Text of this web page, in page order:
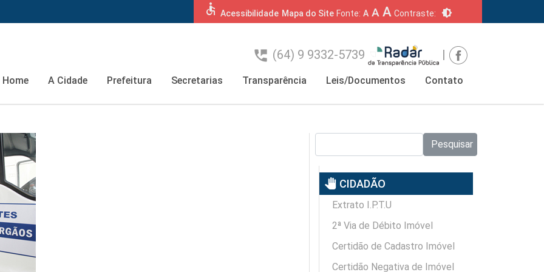
accessible Acessibilidade Mapa do Site Fonte: A A A Contraste: brightness_6
perm_phone_msg (64) 9 9332-5739 |
Home A Cidade Prefeitura Secretarias Transparência Leis/Documentos Contato
Pesquisar
pan_tool CIDADÃO
Extrato I.P.T.U
2ª Via de Débito Imóvel
Certidão de Cadastro Imóvel
Certidão Negativa de Imóvel